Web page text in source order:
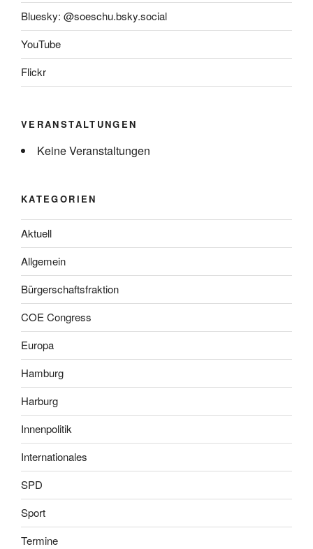
Bluesky: @soeschu.bsky.social
YouTube
Flickr
VERANSTALTUNGEN
Keine Veranstaltungen
KATEGORIEN
Aktuell
Allgemein
Bürgerschaftsfraktion
COE Congress
Europa
Hamburg
Harburg
Innenpolitik
Internationales
SPD
Sport
Termine